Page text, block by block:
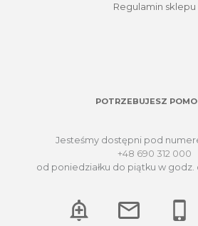
Regulamin sklepu
POTRZEBUJESZ
Jesteśmy dostępni pod
+48 690 312 000
od poniedziałku do piątku w godz.